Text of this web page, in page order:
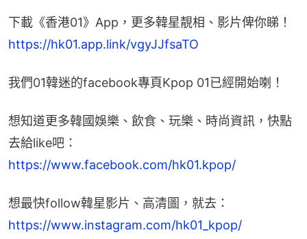
下載《香港01》App，更多韓星靚相、影片俾你睇！
https://hk01.app.link/vgyJJfsaTO
我們01韓迷的facebook專頁Kpop 01已經開始喇！
想知道更多韓國娛樂、飲食、玩樂、時尚資訊，快點
去給like吧：
https://www.facebook.com/hk01.kpop/
想最快follow韓星影片、高清圖，就去：
https://www.instagram.com/hk01_kpop/